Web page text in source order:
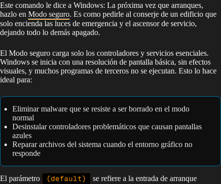
Este comando le dice a Windows: La próxima vez que arranques,
hazlo en Modo seguro. Es como pedirle al conserje de un edificio que
solo encienda las luces de emergencia y el ascensor de servicio,
dejando todo lo demás apagado.
El Modo seguro carga solo los controladores y servicios esenciales.
Windows se inicia con una resolución de pantalla básica, sin efectos
visuales, y muchos programas de terceros no se ejecutan. Esto lo hace
ideal para:
Eliminar malware que se resiste a ser borrado en el modo
normal
Desinstalar controladores problemáticos que causan pantallas
azules
Reparar archivos del sistema cuando el entorno gráfico no
responde
El parámetro {default}
se refiere a la entrada de arranque